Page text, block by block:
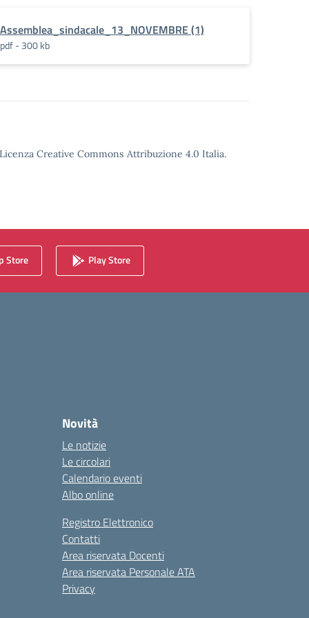
Assemblea_sindacale_13_NOVEMBRE (1)
pdf - 300 kb
Creative Commons Attribuzione 4.0 Italia.
Store Play Store
Novità
Le notizie
Le circolari
Calendario eventi
Albo online
Registro Elettronico
Contatti
Area riservata Docenti
Area riservata Personale ATA
Privacy